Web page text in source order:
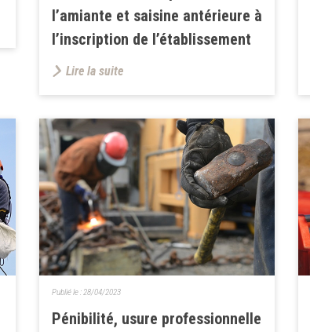
l’amiante et saisine antérieure à
l’inscription de l’établissement
Lire la suite
Pénibilité, usure professionnelle
Publié le :28/04/2023